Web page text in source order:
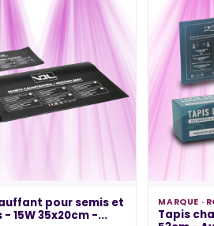
pour semis et
15W 35x20cm -...
MARQUE ·
Tapis
Actualités
l'anxiété quand tu
de ta culture ? La
de Culture WiFi
Grow Cam 6mm 2K